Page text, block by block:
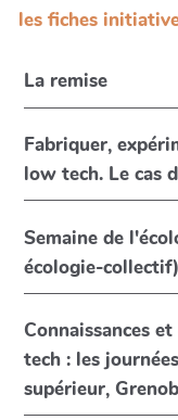
les fiches
La remise
Fabriquer,
low tech. Le cas
Semaine de
écologie-collectif)
Connaissances
tech : les
supérieur,